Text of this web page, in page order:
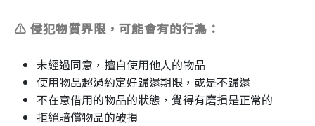
⚠️ 侵犯物質界限，可能會有的行為：
未經過同意，擅自使用他人的物品
使用物品超過約定好歸還期限，或是不歸還
不在意借用的物品的狀態，覺得有磨損是正常的
拒絕賠償物品的破損